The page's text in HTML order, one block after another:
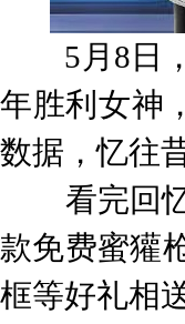
5月8日，
年胜利女神
数据，忆往
看完回忆
款免费蜜獾
框等好礼相